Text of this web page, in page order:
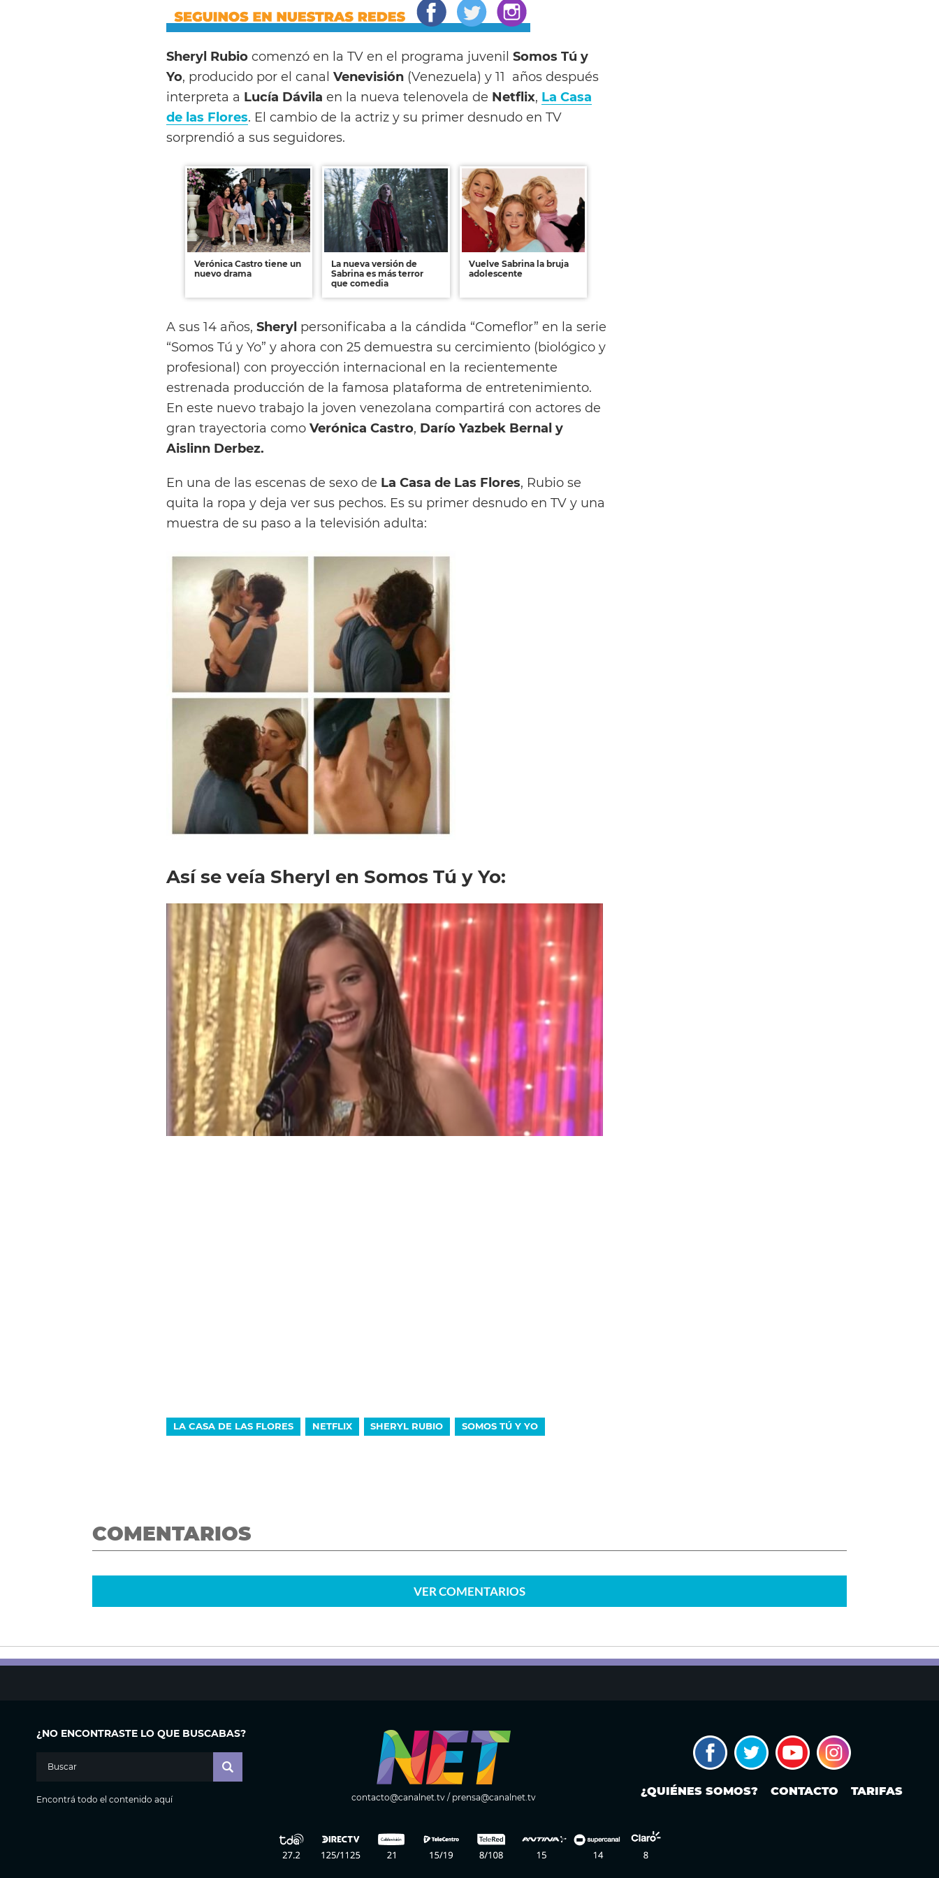
Sheryl Rubio comenzó en la TV en el programa juvenil Somos Tú y
Yo, producido por el canal Venevisión (Venezuela) y 11 años después
interpreta a Lucía Dávila en la nueva telenovela de Netflix, La Casa
de las Flores. El cambio de la actriz y su primer desnudo en TV
sorprendió a sus seguidores.
Verónica Castro tiene un
nuevo drama
La nueva versión de
Sabrina es más terror
que comedia
Vuelve Sabrina la bruja
adolescente
A sus 14 años, Sheryl personificaba a la cándida “Comeflor” en la serie
“Somos Tú y Yo” y ahora con 25 demuestra su cercimiento (biológico y
profesional) con proyección internacional en la recientemente
estrenada producción de la famosa plataforma de entretenimiento.
En este nuevo trabajo la joven venezolana compartirá con actores de
gran trayectoria como Verónica Castro, Darío Yazbek Bernal y
Aislinn Derbez.
En una de las escenas de sexo de La Casa de Las Flores, Rubio se
quita la ropa y deja ver sus pechos. Es su primer desnudo en TV y una
muestra de su paso a la televisión adulta:
Así se veía Sheryl en Somos Tú y Yo:
LA CASA DE LAS FLORES NETFLIX SHERYL RUBIO SOMOS TÚ Y YO
COMENTARIOS
VERCOMENTARIOS
¿NO ENCONTRASTE LO QUE BUSCABAS?
Encontrá todo el contenido aquí contacto@canalnet.tv/ prensa@canalnet.tv ¿QUIÉNES SOMOS? CONTACTO TARIFAS